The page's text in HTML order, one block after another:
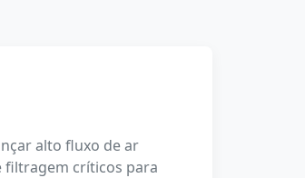
alto fluxo de ar
críticos para